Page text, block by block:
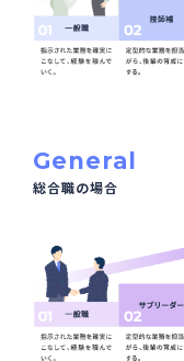
General
総合職の場合